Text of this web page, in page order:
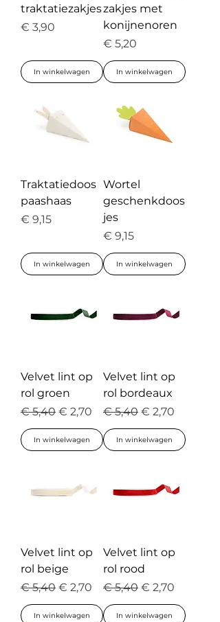
traktatiezakjes
Prijs
€ 3,90
In winkelwagen
zakjes met
konijnenoren
Prijs
€ 5,20
In winkelwagen
Traktatiedoos
paashaas
Prijs
€ 9,15
In winkelwagen
Wortel
geschenkdoos
jes
Prijs
€ 9,15
In winkelwagen
Velvet lint op
rol groen
Normale prijs
€ 5,40 Verkoopprijs
€ 2,70
In winkelwagen
Velvet lint op
rol bordeaux
Normale prijs
€ 5,40 Verkoopprijs
€ 2,70
In winkelwagen
Velvet lint op
rol beige
Normale prijs
€ 5,40 Verkoopprijs
€ 2,70
In winkelwagen
Velvet lint op
rol rood
Normale prijs
€ 5,40 Verkoopprijs
€ 2,70
In winkelwagen